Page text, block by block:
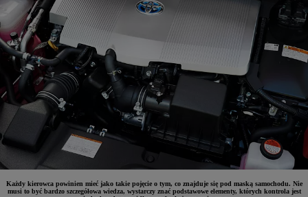
Każdy kierowca powinien mieć jako takie pojęcie o tym, co znajduje się pod maską samochodu. Nie
musi to być bardzo szczegółowa wiedza, wystarczy znać podstawowe elementy, których kontrola jest